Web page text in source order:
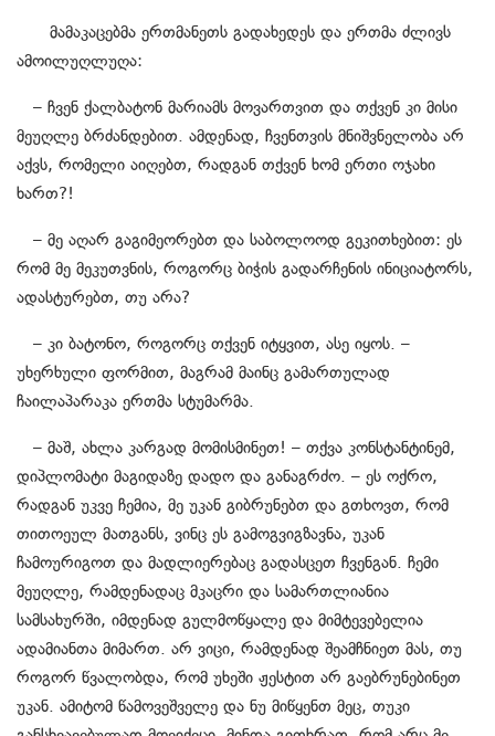
მამაკაცებმა ერთმანეთს გადახედეს და ერთმა ძლივს
ამოილუღლუღა:
– ჩვენ ქალბატონ მარიამს მოვართვით და თქვენ კი მისი
მეუღლე ბრძანდებით. ამდენად, ჩვენთვის მნიშვნელობა არ
აქვს, რომელი აიღებთ, რადგან თქვენ ხომ ერთი ოჯახი
ხართ?!
– მე აღარ გაგიმეორებთ და საბოლოოდ გეკითხებით: ეს
რომ მე მეკუთვნის, როგორც ბიჭის გადარჩენის ინიციატორს,
ადასტურებთ, თუ არა?
– კი ბატონო, როგორც თქვენ იტყვით, ასე იყოს. –
უხერხული ფორმით, მაგრამ მაინც გამართულად
ჩაილაპარაკა ერთმა სტუმარმა.
– მაშ, ახლა კარგად მომისმინეთ! – თქვა კონსტანტინემ,
დიპლომატი მაგიდაზე დადო და განაგრძო. – ეს ოქრო,
რადგან უკვე ჩემია, მე უკან გიბრუნებთ და გთხოვთ, რომ
თითოეულ მათგანს, ვინც ეს გამოგვიგზავნა, უკან
ჩამოურიგოთ და მადლიერებაც გადასცეთ ჩვენგან. ჩემი
მეუღლე, რამდენადაც მკაცრი და სამართლიანია
სამსახურში, იმდენად გულმოწყალე და მიმტევებელია
ადამიანთა მიმართ. არ ვიცი, რამდენად შეამჩნიეთ მას, თუ
როგორ წვალობდა, რომ უხეში ჟესტით არ გაებრუნებინეთ
უკან. ამიტომ წამოვეშველე და ნუ მიწყენთ მეც, თუკი